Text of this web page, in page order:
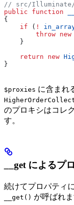
// src/Illuminate/
public function
{
    if
( !
        throw
new
    }
    return
new
}
$proxies に含まれ
のプロキシはコレ
す。
__get によるプ
続けてプロパティ
__get() が呼ばれま